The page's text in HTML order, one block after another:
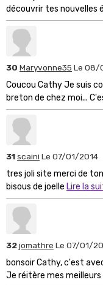
découvrir tes nouvelles
30 Maryvonne35 Le 08/
Coucou Cathy Je suis
breton de chez moi...
31scaini Le 07/01/2014
tres joli site merci de
bisous de joelle Lire la
32jomathre Le 07/01/
bonsoir Cathy, c'est
Je réitère mes meilleurs